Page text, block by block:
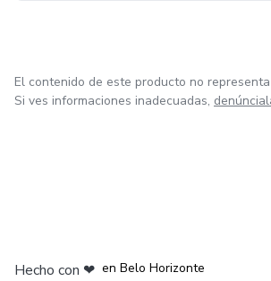
El contenido de este producto no
Si ves informaciones inadecuadas,
Hecho con ❤ en Belo Horizonte